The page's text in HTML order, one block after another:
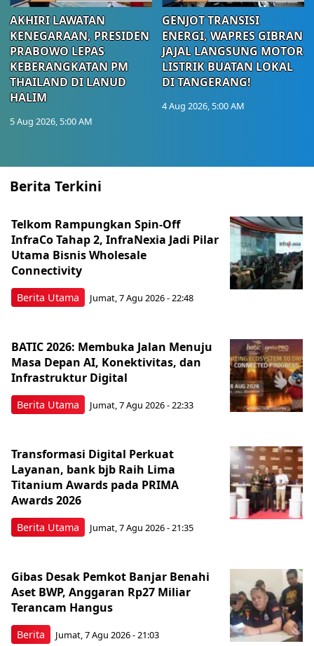
AKHIRI LAWATAN
KENEGARAAN, PRESIDEN
PRABOWO LEPAS
KEBERANGKATAN PM
THAILAND DI LANUD
HALIM
5 Aug 2026, 5:00 AM
GENJOT TRANSISI
ENERGI, WAPRES GIBRAN
JAJAL LANGSUNG MOTOR
LISTRIK BUATAN LOKAL
DI TANGERANG!
4 Aug 2026, 5:00 AM
Berita Terkini
Berita Utama
Telkom Rampungkan Spin-Off
InfraCo Tahap 2, InfraNexia Jadi Pilar
Utama Bisnis Wholesale
Connectivity
Jumat, 7 Agu 2026 - 22:48
Berita Utama
BATIC 2026: Membuka Jalan Menuju
Masa Depan AI, Konektivitas, dan
Infrastruktur Digital
Jumat, 7 Agu 2026 - 22:33
Berita Utama
Transformasi Digital Perkuat
Layanan, bank bjb Raih Lima
Titanium Awards pada PRIMA
Awards 2026
Jumat, 7 Agu 2026 - 21:35
Berita
Gibas Desak Pemkot Banjar Benahi
Aset BWP, Anggaran Rp27 Miliar
Terancam Hangus
Jumat, 7 Agu 2026 - 21:03